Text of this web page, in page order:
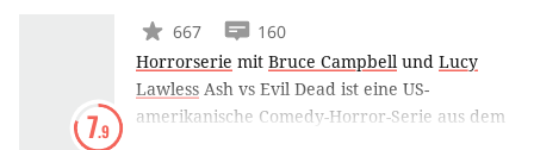
7.9
667
160
Horrorserie mit Bruce Campbell und Lucy
Lawless Ash vs Evil Dead ist eine US-
amerikanische Comedy-Horror-Serie aus dem